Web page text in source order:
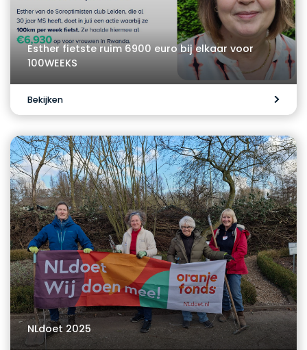
Esther fietste ruim 6900 euro bij elkaar voor
100WEEKS
Bekijken
NLdoet 2025